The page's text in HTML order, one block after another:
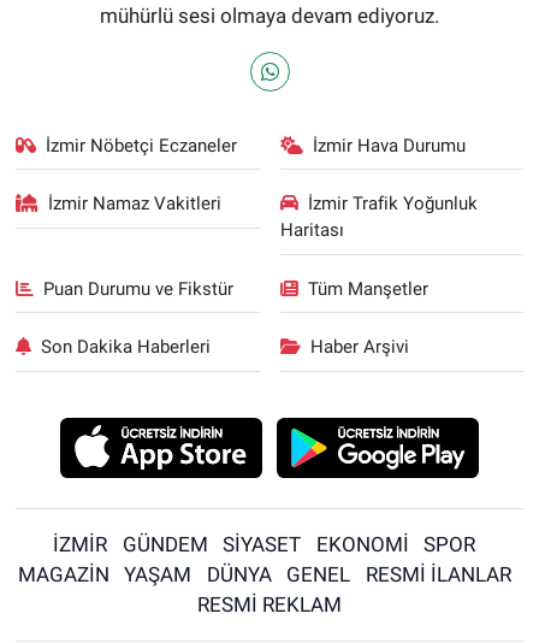
mühürlü sesi olmaya devam ediyoruz.
İzmir Nöbetçi Eczaneler İzmir Hava Durumu
İzmir Namaz Vakitleri
İzmir Trafik Yoğunluk
Haritası
Puan Durumu ve Fikstür Tüm Manşetler
Son Dakika Haberleri Haber Arşivi
İZMİR GÜNDEM SİYASET EKONOMİ
SPOR
MAGAZİN
YAŞAM DÜNYA GENEL
RESMİ İLANLAR
RESMİ REKLAM